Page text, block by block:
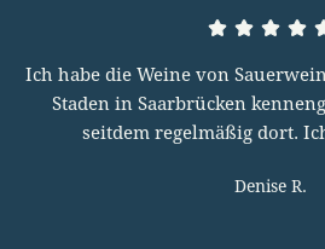
Ich habe die Weine von
Staden in Saarbrücken
seitdem regelmäßig dort.
Denise R.